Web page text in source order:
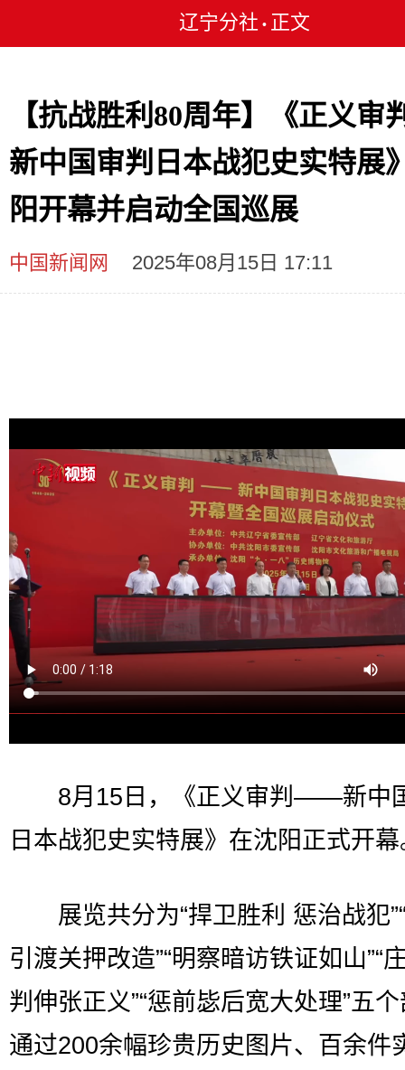
辽宁分社 • 正文
【抗战胜利80周年】《正义
新中国审判日本战犯史实特展
阳开幕并启动全国巡展
中国新闻网 2025年08月15日 17:11
8月15日，《正义审判——新中
日本战犯史实特展》在沈阳正式开
展览共分为“捍卫胜利 惩治战犯
引渡关押改造”“明察暗访铁证如山”“
判伸张正义”“惩前毖后宽大处理”五
通过200余幅珍贵历史图片、百余件